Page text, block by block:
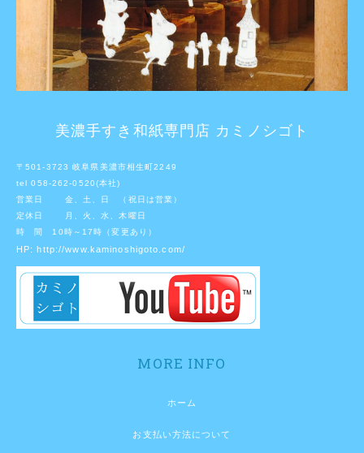
美濃手すき和紙専門店 カミノシゴト
〒501-3723 岐阜県美濃市相生町2249
tel 058-262-0520(本社)
営業日 金、土、日 （祝日は営業）
定休日 月、火、水、木曜日
時 間 10時～17時（変更あり）
HP: http://www.kaminoshigoto.com/
MORE INFO
ホーム
お支払い方法について